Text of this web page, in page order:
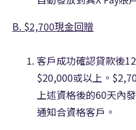
B. $2,700現金回贈
客戶成功確認貸款後
$20,000或以上。
上述資格後的60天內
通知合資格客戶。